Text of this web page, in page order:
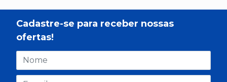
Cadastre-se para receber nossas
ofertas!